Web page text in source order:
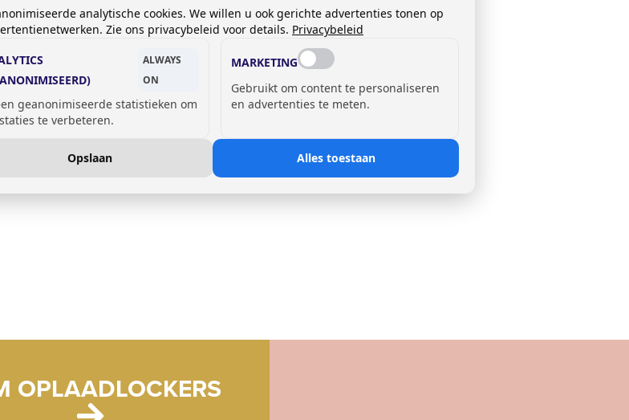
OPLAADLOCKERS
analytische cookies. We willen u ook gerichte advertenties tonen op
Zie ons privacybeleid voor details. Privacybeleid
ALWAYS
ON
geanonimiseerde statistieken om
te verbeteren.
MARKETING
Gebruikt om content te personaliseren
en advertenties te meten.
Opslaan Alles toestaan